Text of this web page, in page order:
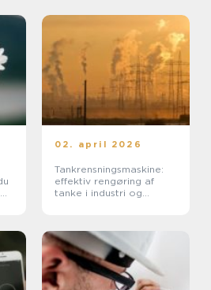
02. april 2026
Tankrensningsmaskine:
effektiv rengøring af
tanke i industri og